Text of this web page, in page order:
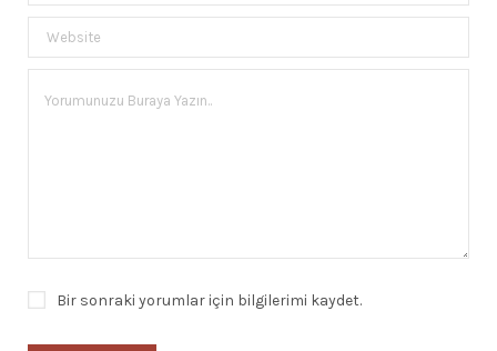
Bir sonraki yorumlar için bilgilerimi kaydet.